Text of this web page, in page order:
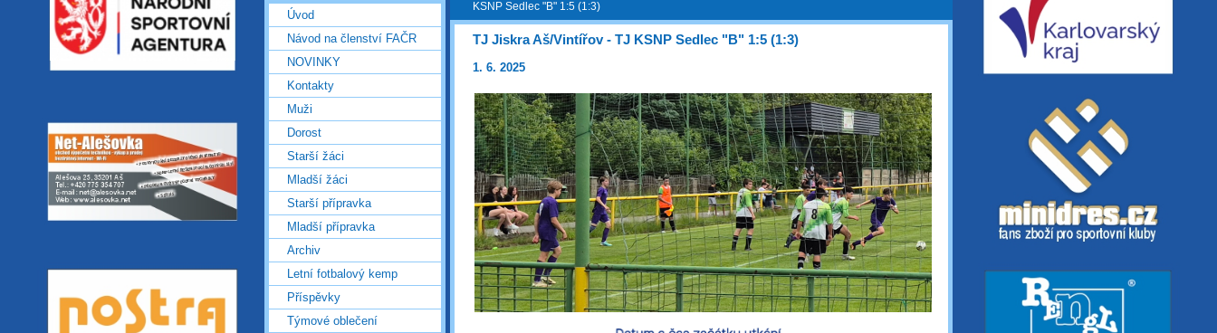
KSNP Sedlec "B" 1:5 (1:3)
TJ Jiskra Aš/Vintířov - TJ KSNP Sedlec "B" 1:5 (1:3)
1. 6. 2025
Úvod
Návod na členství FAČR
NOVINKY
Kontakty
Muži
Dorost
Starší žáci
Mladší žáci
Starší přípravka
Mladší přípravka
Archiv
Letní fotbalový kemp
Příspěvky
Týmové oblečení